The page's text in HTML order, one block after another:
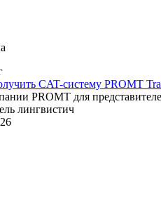
CAT-систему PROMT
PROMT для
лингвистич